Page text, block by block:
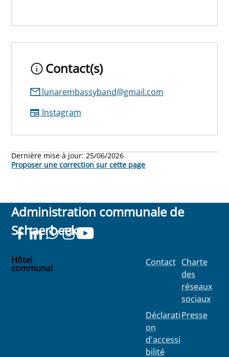
Contact(s)
lunarembassyband@gmail.com
Instagram
Dernière mise à jour:25/06/2026
Proposer une correction sur cette page
Administration communale de
Schaerbeek
Hôtel
communal
Contact
Déclarati
on
d'accessi
bilité
Charte
des
réseaux
sociaux
Presse